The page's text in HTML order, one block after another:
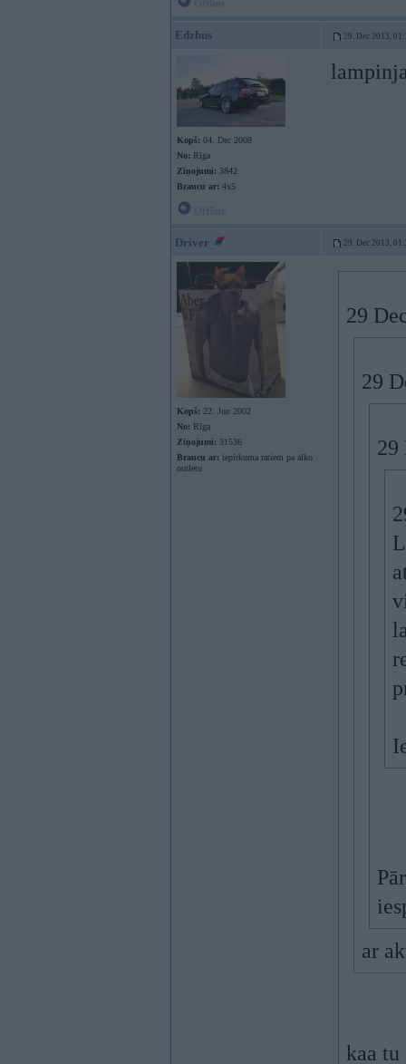
Edzhus 29. Dec 2013,
Kopš: 04. Dec 2008
No: Rīga
Ziņojumi: 3842
Braucu ar: 4x5
Driver 29. Dec 2013,
Kopš: 22. Jun 2002
No: Rīga
Ziņojumi: 31536
Braucu ar: iepirkuma ratiem pa alko
outletu
29
29
29
ar
kaa